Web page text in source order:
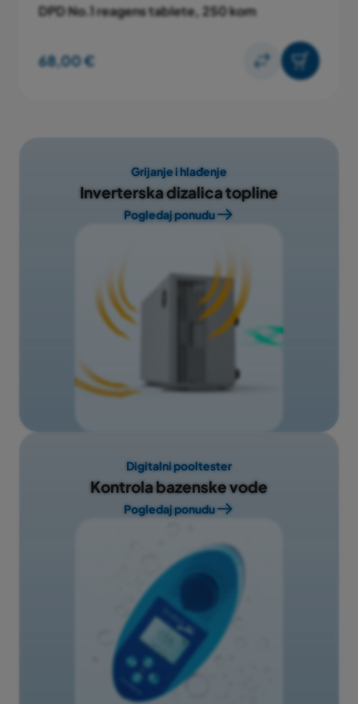
pozadinsko svjetlo zeleno, rezultat mjerenja je unutar
idealnog raspona i možete se zabavljati u bazenu.
Ako je pozadinsko svjetlo crveno, potreban je oprez:
Više kontrolnih parametara
kontrolu kvalitete vode u bazenu temeljem najvažnijih
parametara koje možete izmjeriti: klor (ukupni,
slobodni, vezani), brom, pH vrijednost, alkalnost-m,
bakar i fosfat. I naravno, proces mjerenja sa
je sada još brži.
Novi dizajn, više funkcionalnosti
Ergonomski dizajn
uređaja omogućuje vam
njegovo udobno držanje u ruci. Pretinac za baterije
pokriven je poklopcem učvršćenim vijkom, čime je
gumba, lako ćete se snaći u korisničkom izborniku na
DPD No.1 reagens tablete, 250 kom
68,00 €
Grijanje i hlađenje
Inverterska dizalica topline
Pogledaj ponudu
Digitalni pooltester
Kontrola bazenske vode
Pogledaj ponudu